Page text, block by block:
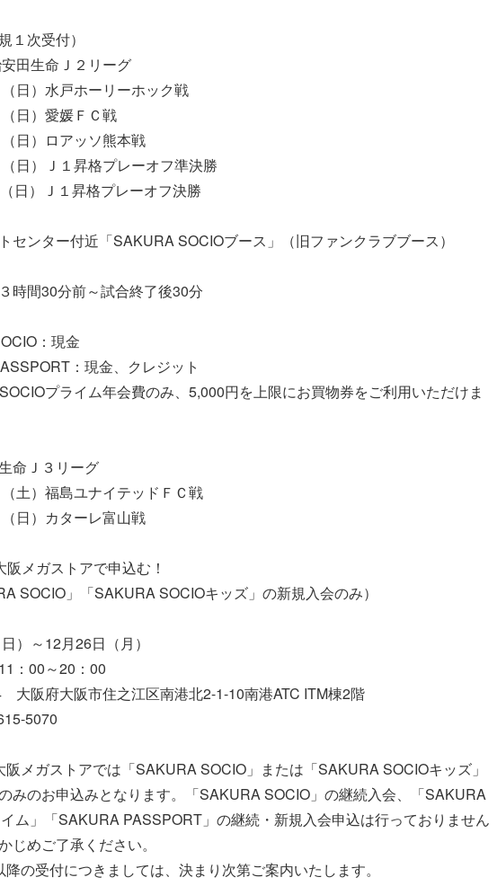
１次受付）
田生命Ｊ２リーグ
日）水戸ホーリーホック戦
日）愛媛ＦＣ戦
日）ロアッソ熊本戦
日）Ｊ１昇格プレーオフ準決勝
日）Ｊ１昇格プレーオフ決勝
センター付近「SAKURA SOCIOブース」（旧ファンクラブブース）
時間30分前～試合終了後30分
：現金
：現金、クレジット
プライム年会費のみ、5,000円を上限にお買物券をご利用いただけま
命Ｊ３リーグ
土）福島ユナイテッドＦＣ戦
日）カターレ富山戦
阪メガストアで申込む！
SOCIO」「SAKURA SOCIOキッズ」の新規入会のみ）
）～12月26日（月）
：00～20：00
大阪府大阪市住之江区南港北2-1-10南港ATC ITM棟2階
5070
阪メガストアでは「SAKURA SOCIO」または「SAKURA SOCIOキッズ」
みのお申込みとなります。「SAKURA SOCIO」の継続入会、「SAKURA
ム」「SAKURA PASSPORT」の継続・新規入会申込は行っておりません
じめご了承ください。
の受付につきましては、決まり次第ご案内いたします。